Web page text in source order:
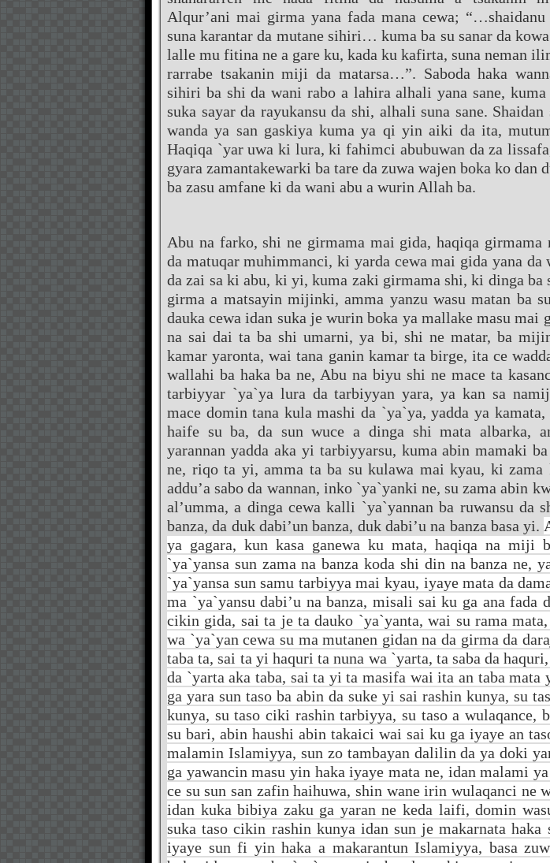
Alqur’ani mai girma yana fada mana cewa;
suna karantar da mutane sihiri… kuma ba su sanar da
lalle mu fitina ne a gare ku, kada ku kafirta, suna neman
rarrabe tsakanin miji da matarsa…”. Saboda haka
sihiri ba shi da wani rabo a lahira alhali yana sane,
suka sayar da rayukansu da shi, alhali suna sane.
wanda ya san gaskiya kuma ya qi yin aiki da ita,
Haqiqa `yar uwa ki lura, ki fahimci abubuwan da za
gyara zamantakewarki ba tare da zuwa wajen boka ko dan
ba zasu amfane ki da wani abu a wurin Allah ba.
Abu na farko, shi ne girmama mai gida, haqiqa girmama
da matuqar muhimmanci, ki yarda cewa mai gida yana da
da zai sa ki abu, ki yi, kuma zaki girmama shi, ki dinga ba
girma a matsayin mijinki, amma yanzu wasu matan ba
dauka cewa idan suka je wurin boka ya mallake masu mai
na sai dai ta ba shi umarni, ya bi, shi ne matar, ba
kamar yaronta, wai tana ganin kamar ta birge, ita ce
wallahi ba haka ba ne, Abu na biyu shi ne mace ta
tarbiyyar `ya`ya lura da tarbiyyan yara, ya kan sa
mace domin tana kula mashi da `ya`ya, yadda ya
haife su ba, da sun wuce a dinga shi mata albarka,
yarannan yadda aka yi tarbiyyarsu, kuma abin mamaki
ne, riqo ta yi, amma ta ba su kulawa mai kyau, ki zama
addu’a sabo da wannan, inko `ya`yanki ne, su zama abin
al’umma, a dinga cewa kalli `ya`yannan ba ruwansu da
banza, da duk dabi’un banza, duk dabi’u na banza basa yi.
ya gagara, kun kasa ganewa ku mata, haqiqa na miji
`ya`yansa sun zama na banza koda shi din na banza ne,
`ya`yansa sun samu tarbiyya mai kyau, iyaye mata da
ma `ya`yansu dabi’u na banza, misali sai ku ga ana fada
cikin gida, sai ta je ta dauko `ya`yanta, wai su rama mata,
wa `ya`yan cewa su ma mutanen gidan na da girma da
taba ta, sai ta yi haquri ta nuna wa `yarta, ta saba da
da `yarta aka taba, sai ta yi ta masifa wai ita an taba mata
ga yara sun taso ba abin da suke yi sai rashin kunya, su
kunya, su taso ciki rashin tarbiyya, su taso a wulaqance,
su bari, abin haushi abin takaici wai sai ku ga iyaye an
malamin Islamiyya, sun zo tambayan dalilin da ya doki
ga yawancin masu yin haka iyaye mata ne, idan malami
ce su sun san zafin haihuwa, shin wane irin wulaqanci ne
idan kuka bibiya zaku ga yaran ne keda laifi, domin
suka taso cikin rashin kunya idan sun je makarnata haka
iyaye sun fi yin haka a makarantun Islamiyya, basa